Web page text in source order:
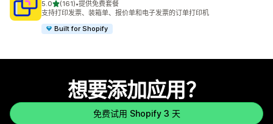
5.0星（满分 5 星）
(161)
总共 161 条评论
•提供免费套餐
支持打印发票、装箱单、报价单和电子发票的订单打印机
Built for Shopify
想要添加应用？
免费试用 Shopify 3 天